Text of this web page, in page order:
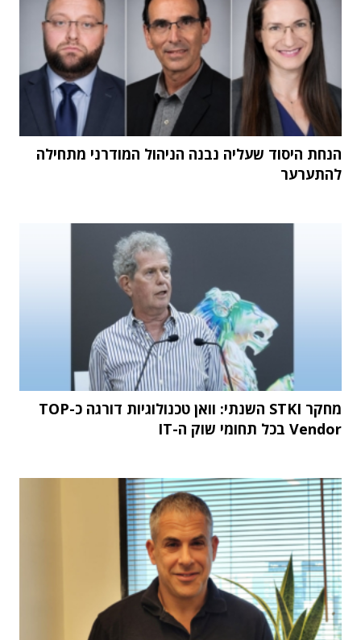
הנחת היסוד שעליה נבנה הניהול המודרני מתחילה
להתערער
מחקר STKI השנתי: וואן טכנולוגיות דורגה כ-TOP
Vendor בכל תחומי שוק ה-IT